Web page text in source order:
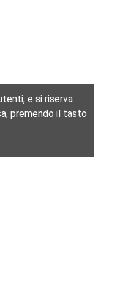
e si riserva
premendo il tasto